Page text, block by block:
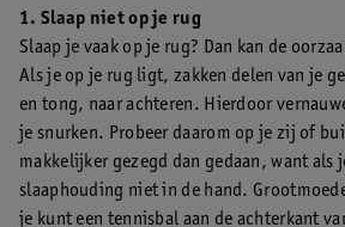
1. Slaap niet op je rug
Slaap je vaak op je rug? Dan kan de
Als je op je rug ligt, zakken delen van je
en tong, naar achteren. Hierdoor
je snurken. Probeer daarom op je zij of
makkelijker gezegd dan gedaan, want als
slaaphouding niet in de hand.
je kunt een tennisbal aan de achterkant